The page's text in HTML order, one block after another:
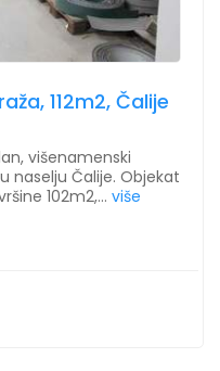
112m2, Čalije
višenamenski
naselju Čalije. Objekat
102m2,... više